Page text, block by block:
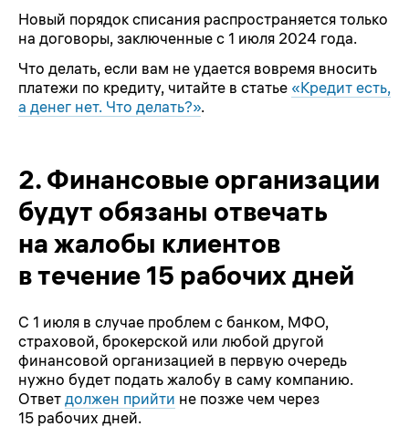
Новый порядок списания распространяется только
на договоры, заключенные с 1 июля 2024 года.
Что делать, если вам не удается вовремя вносить
платежи по кредиту, читайте в статье «Кредит есть,
а денег нет. Что делать?».
2. Финансовые организации
будут обязаны отвечать
на жалобы клиентов
в течение 15 рабочих дней
С 1 июля в случае проблем с банком, МФО,
страховой, брокерской или любой другой
финансовой организацией в первую очередь
нужно будет подать жалобу в саму компанию.
Ответ должен прийти не позже чем через
15 рабочих дней.